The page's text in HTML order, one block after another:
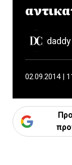
02.09.2014 |